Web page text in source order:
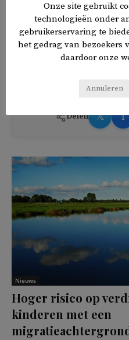
van de landelijke politiek
brandstichting. Van de
van GroenLinks Rotterdam
Delen 𝕏 f
Nieuws
Hoger risico op
kinderen met een
Onze site gebruikt
technologieën onder
gebruikerservaring te
het gedrag van bezoekers
daardoor onze
Annuleren